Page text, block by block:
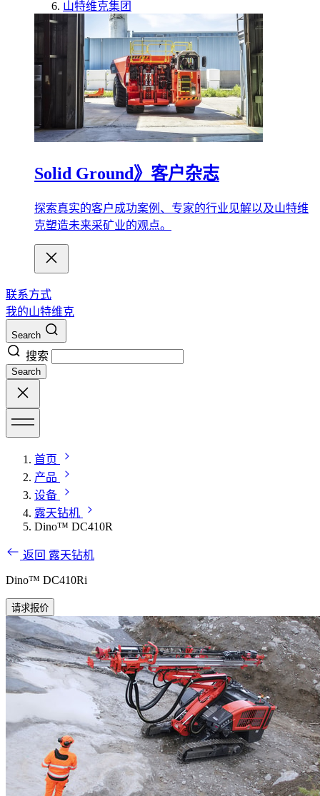
山特维克集团
Solid Ground》客户杂志
探索真实的客户成功案例、专家的行业见解以及山特维
克塑造未来采矿业的观点。
联系方式
我的山特维克
Search
搜索
Search
首页
产品
设备
露天钻机
Dino™ DC410R
返回 露天钻机
Dino™ DC410Ri
请求报价